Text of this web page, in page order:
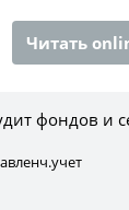
Читать
фондов и